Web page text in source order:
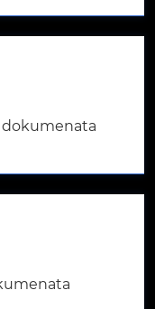
dokumenata